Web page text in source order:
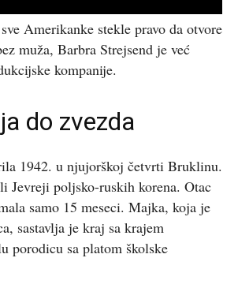
Amerikanke stekle pravo da otvore
muža, Barbra Strejsend je već
kompanije.
do zvezda
1942. u njujorškoj četvrti Bruklinu.
Jevreji poljsko-ruskih korena. Otac
samo 15 meseci. Majka, koja je
sastavlja je kraj sa krajem
porodicu sa platom školske